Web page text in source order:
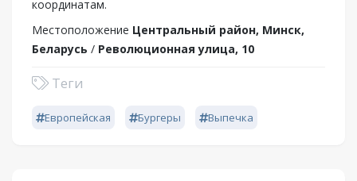
координатам.
Местоположение Центральный район, Минск,
Беларусь / Революционная улица, 10
Теги
Европейская Бургеры Выпечка